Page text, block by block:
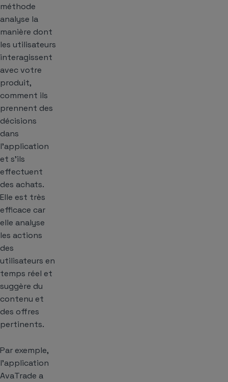
méthode
analyse la
manière dont
les utilisateurs
interagissent
avec votre
produit,
comment ils
prennent des
décisions
dans
l’application
et s’ils
effectuent
des achats.
Elle est très
efficace car
elle analyse
les actions
des
utilisateurs en
temps réel et
suggère du
contenu et
des offres
pertinents.
Par exemple,
l’application
AvaTrade a